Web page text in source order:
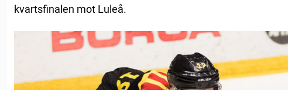
kvartsfinalen mot Luleå.